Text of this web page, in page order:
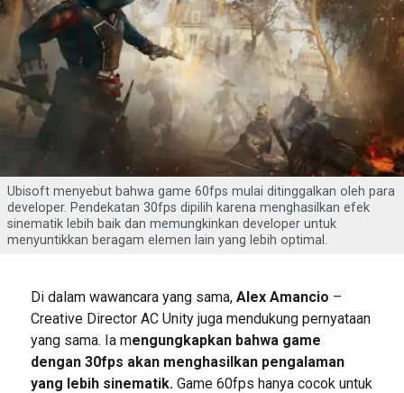
Ubisoft menyebut bahwa game 60fps mulai ditinggalkan oleh para
developer. Pendekatan 30fps dipilih karena menghasilkan efek
sinematik lebih baik dan memungkinkan developer untuk
menyuntikkan beragam elemen lain yang lebih optimal.
Di dalam wawancara yang sama, Alex Amancio –
Creative Director AC Unity juga mendukung pernyataan
yang sama. Ia mengungkapkan bahwa game
dengan 30fps akan menghasilkan pengalaman
yang lebih sinematik.Game 60fps hanya cocok untuk